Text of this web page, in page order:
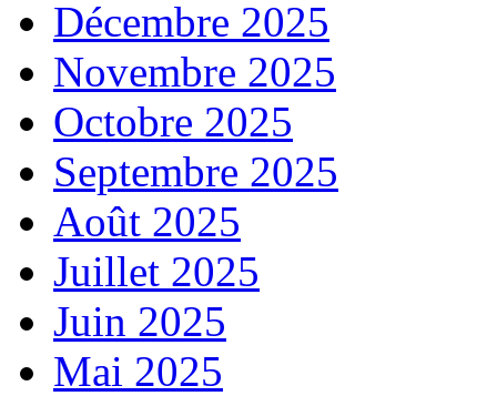
Décembre 2025
Novembre 2025
Octobre 2025
Septembre 2025
Août 2025
Juillet 2025
Juin 2025
Mai 2025